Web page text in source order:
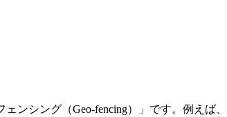
ンシング（Geo-fencing）」です。例えば